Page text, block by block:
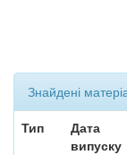
Знайдені
Тип
Дата
випуску